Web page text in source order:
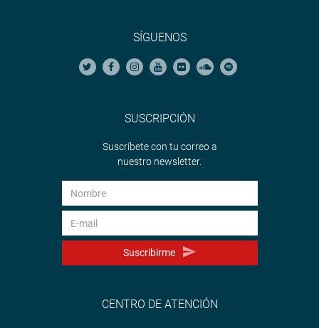
SÍGUENOS
SUSCRIPCIÓN
Suscríbete con tu correo a
nuestro newsletter.
Suscribirme
CENTRO DE ATENCIÓN